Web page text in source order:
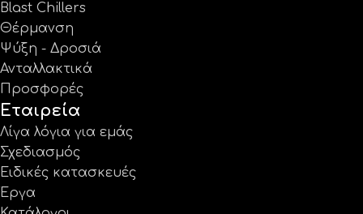
Blast Chillers
Θέρμανση
Ψύξη - Δροσιά
Ανταλλακτικά
Προσφορές
Εταιρεία
Λίγα λόγια για εμάς
Σχεδιασμός
Ειδικές κατασκευές
Έργα